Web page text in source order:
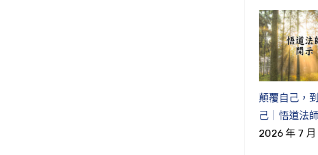
顛覆自己，
己｜悟道法
2026 年 7